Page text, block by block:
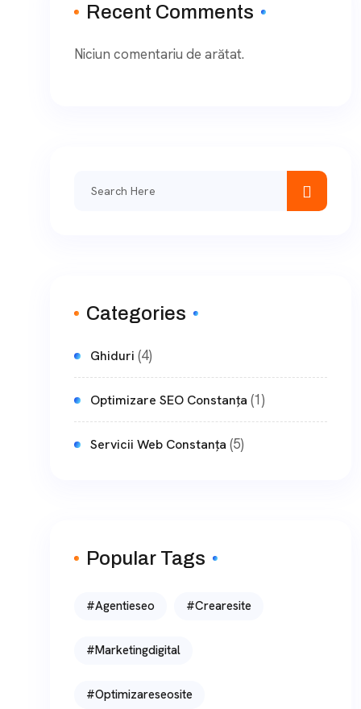
Recent Comments
Niciun comentariu de arătat.
Categories
Ghiduri (4)
Optimizare SEO Constanța (1)
Servicii Web Constanța (5)
Popular Tags
#agentieseo #crearesite
#marketingdigital
#optimizareseosite